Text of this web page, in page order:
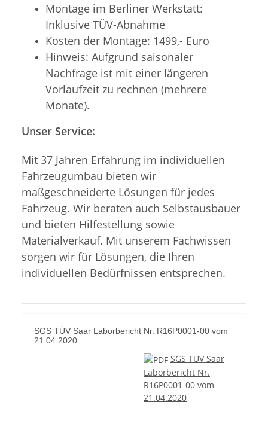
Montage im Berliner Werkstatt:
Inklusive TÜV-Abnahme
Kosten der Montage: 1499,- Euro
Hinweis: Aufgrund saisonaler
Nachfrage ist mit einer längeren
Vorlaufzeit zu rechnen (mehrere
Monate).
Unser Service:
Mit 37 Jahren Erfahrung im individuellen
Fahrzeugumbau bieten wir
maßgeschneiderte Lösungen für jedes
Fahrzeug. Wir beraten auch Selbstausbauer
und bieten Hilfestellung sowie
Materialverkauf. Mit unserem Fachwissen
sorgen wir für Lösungen, die Ihren
individuellen Bedürfnissen entsprechen.
SGS TÜV Saar Laborbericht Nr. R16P0001-00 vom
21.04.2020
SGS TÜV Saar
Laborbericht Nr.
R16P0001-00 vom
21.04.2020